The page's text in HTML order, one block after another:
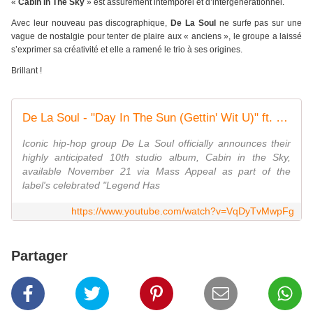
« Cabin In The Sky » est assurément intemporel et d’intergénérationnel.
Avec leur nouveau pas discographique, De La Soul ne surfe pas sur une
vague de nostalgie pour tenter de plaire aux « anciens », le groupe a laissé
s’exprimer sa créativité et elle a ramené le trio à ses origines.
Brillant !
De La Soul - "Day In The Sun (Gettin' Wit U)" ft. Q-Tip & Yummy Bingham (Visualizer)
Iconic hip-hop group De La Soul officially announces their
highly anticipated 10th studio album, Cabin in the Sky,
available November 21 via Mass Appeal as part of the
label's celebrated "Legend Has
https://www.youtube.com/watch?v=VqDyTvMwpFg
Partager